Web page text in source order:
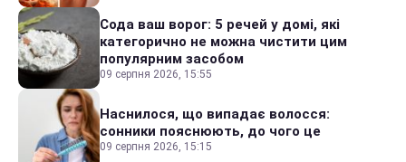
Сода ваш ворог: 5 речей у домі, які
категорично не можна чистити цим
популярним засобом
09 серпня 2026, 15:55
Наснилося, що випадає волосся:
сонники пояснюють, до чого це
09 серпня 2026, 15:15